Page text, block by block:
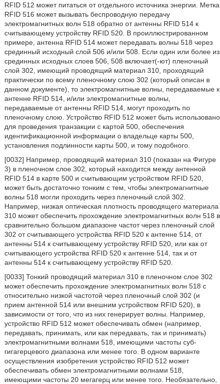
RFID 512 может питаться от отдельного источника энергии. Метка
RFID 516 может вызывать беспроводную передачу
электромагнитных волн 518 обратно от антенны RFID 514 к
считывающему устройству RFID 520. В проиллюстрированном
примере, антенна RFID 514 может передавать волны 518 через
срединный исходный слой 506 и/или 508. Если один или более из
срединных исходных слоев 506, 508 включает(-ют) пленочный
слой 302, имеющий проводящий материал 310, проходящий
практически по всему пленочному слою 302 (который описан в
данном документе), то электромагнитные волны, передаваемые к
антенне RFID 514, и/или электромагнитные волны,
передаваемые от антенны RFID 514, могут проходить по
пленочному слою. Устройство RFID 512 может быть использовано
для проведения транзакции с картой 500, обеспечения
идентификационной информации о владельце карты 500,
установления подлинности карты 500, и тому подобного.
[0032] Например, проводящий материал 310 (показан на Фигуре
3) в пленочном слое 302, который находится между антенной
RFID 514 в карте 500 и считывающим устройством RFID 520,
может быть достаточно тонким с тем, чтобы электромагнитные
волны 518 могли проходить через пленочный слой 302.
Например, низкая оптическая плотность проводящего материала
310 может обеспечить прохождение электромагнитных волн 518 в
сравнительно большом диапазоне частот через пленочный слой
302 от считывающего устройства RFID 520 к антенне 514, от
антенны 514 к считывающему устройству RFID 520, или как от
считывающего устройства RFID 520 к антенне 514, так и от
антенны 514 к считывающему устройству RFID 520.
[0033] Тонкий проводящий материал 310 в пленочном слое 302
может обеспечить прохождение электромагнитных волн 518 с
относительно низкой частотой через пленочный слой 302 (и
прием антенной 514 или внешним устройством RFID 520), в
зависимости от того, что из них генерирует волны. Например,
устройство RFID 512 может обеспечивать обмен (например,
передавать, принимать, или как передавать, так и принимать)
электромагнитными волнами 518, имеющими частоты суб-
гигагерцевого диапазона или менее того. В одном варианте
осуществления изобретения устройство RFID 512 может
обеспечивать обмен электромагнитными волнами 518,
имеющими частоты 20 мегагерц или менее того. Необязательно,